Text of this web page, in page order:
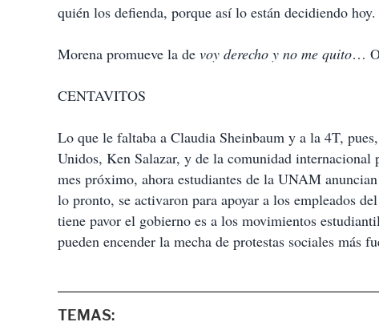
quién los defienda, porque así lo están decidiendo hoy.
Morena promueve la de voy derecho y no me quito… O
CENTAVITOS
Lo que le faltaba a Claudia Sheinbaum y a la 4T,
Unidos, Ken Salazar, y de la comunidad
mes próximo, ahora estudiantes de la UNAM
lo pronto, se activaron para apoyar a los empleados
tiene pavor el gobierno es a los movimientos
pueden encender la mecha de protestas sociales más
TEMAS: